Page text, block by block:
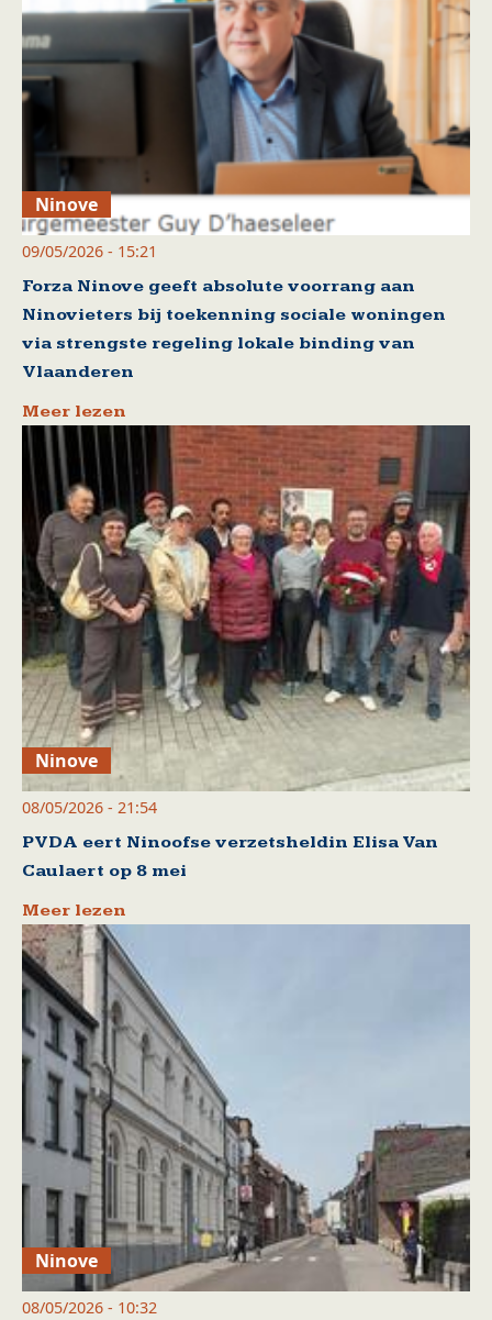
Ninove
09/05/2026 - 15:21
Forza Ninove geeft absolute voorrang aan
Ninovieters bij toekenning sociale woningen
via strengste regeling lokale binding van
Vlaanderen
Meer lezen
Ninove
08/05/2026 - 21:54
PVDA eert Ninoofse verzetsheldin Elisa Van
Caulaert op 8 mei
Meer lezen
Ninove
08/05/2026 - 10:32